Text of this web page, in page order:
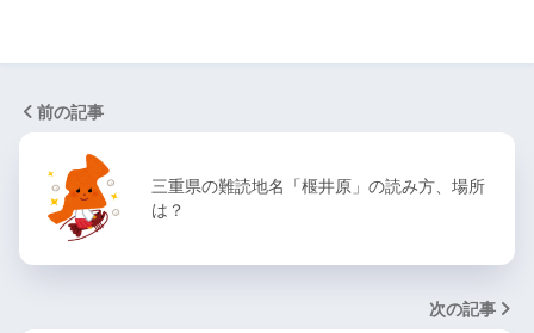
前の記事
三重県の難読地名「椻井原」の読み方、場所
は？
次の記事